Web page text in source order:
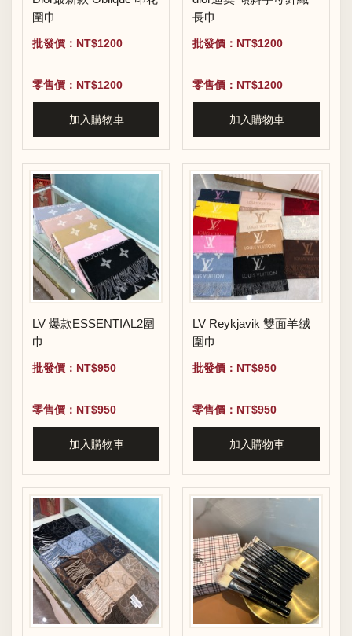
圍巾
批發價：NT$1200
零售價：NT$1200
加入購物車
長巾
批發價：NT$1200
零售價：NT$1200
加入購物車
LV 爆款ESSENTIAL2圍
巾
批發價：NT$950
零售價：NT$950
加入購物車
LV Reykjavik 雙面羊絨
圍巾
批發價：NT$950
零售價：NT$950
加入購物車